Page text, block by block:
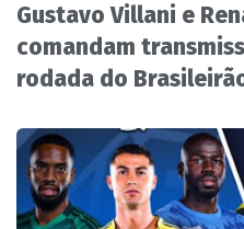
Gustavo Villani e
comandam
rodada do